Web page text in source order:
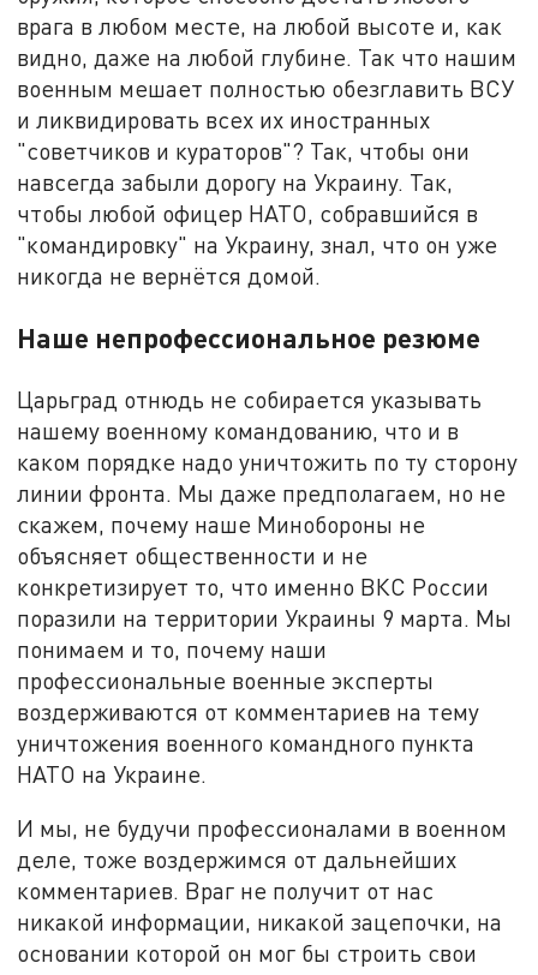
врага в любом месте, на любой высоте и, как
видно, даже на любой глубине. Так что нашим
военным мешает полностью обезглавить ВСУ
и ликвидировать всех их иностранных
"советчиков и кураторов"? Так, чтобы они
навсегда забыли дорогу на Украину. Так,
чтобы любой офицер НАТО, собравшийся в
"командировку" на Украину, знал, что он уже
никогда не вернётся домой.
Наше непрофессиональное резюме
Царьград отнюдь не собирается указывать
нашему военному командованию, что и в
каком порядке надо уничтожить по ту сторону
линии фронта. Мы даже предполагаем, но не
скажем, почему наше Минобороны не
объясняет общественности и не
конкретизирует то, что именно ВКС России
поразили на территории Украины 9 марта. Мы
понимаем и то, почему наши
профессиональные военные эксперты
воздерживаются от комментариев на тему
уничтожения военного командного пункта
НАТО на Украине.
И мы, не будучи профессионалами в военном
деле, тоже воздержимся от дальнейших
комментариев. Враг не получит от нас
никакой информации, никакой зацепочки, на
основании которой он мог бы строить свои